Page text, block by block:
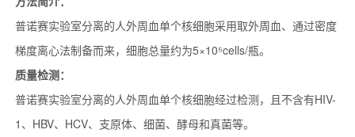
普诺赛实验室分离的人外周血单个核细胞采用取外周血、通过密度
梯度离心法制备而来，细胞总量约为5×10⁵cells/瓶。
质量检测：
普诺赛实验室分离的人外周血单个核细胞经过检测，且不含有HIV-
1、HBV、HCV、支原体、细菌、酵母和真菌等。